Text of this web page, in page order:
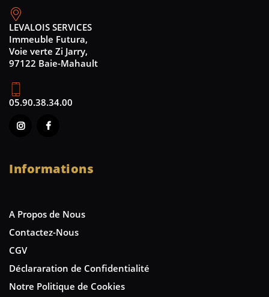
LEVALOIS SERVICES
Immeuble Futura,
Voie verte Zi Jarry,
97122 Baie-Mahault
05.90.38.34.00
Informations
A Propos de Nous
Contactez-Nous
CGV
Déclararation de Confidentialité
Notre Politique de Cookies